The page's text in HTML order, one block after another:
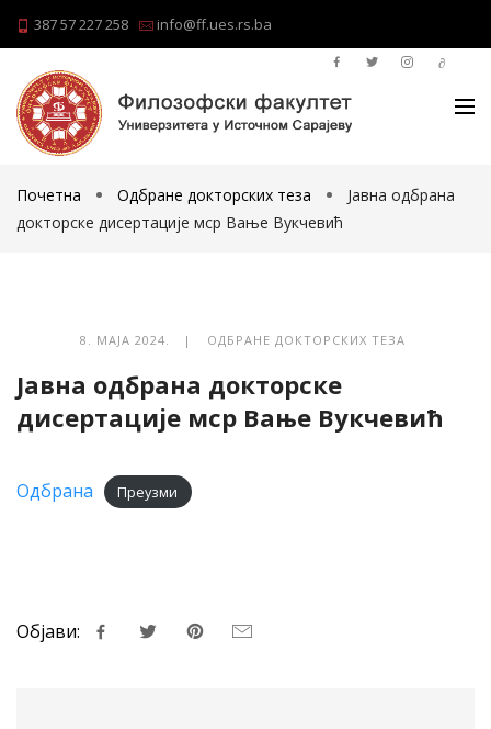
387 57 227 258 info@ff.ues.rs.ba
Почетна Одбране докторских теза
Јавна одбрана
докторске дисертације мср Вање Вукчевић
8. МАЈА 2024. | ОДБРАНЕ ДОКТОРСКИХ ТЕЗА
Јавна одбрана докторске
дисертације мср Вање Вукчевић
Одбрана Преузми
Објави: